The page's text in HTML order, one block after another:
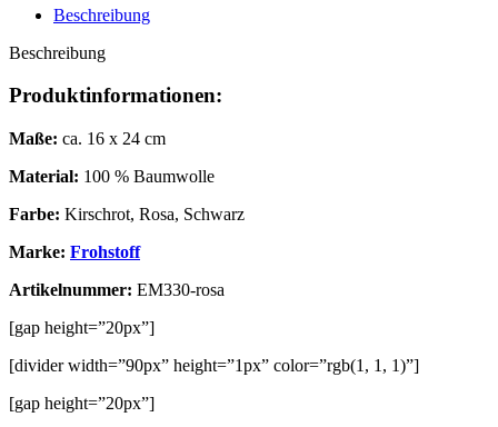
Beschreibung
Beschreibung
Produktinformationen:
Maße: ca. 16 x 24 cm
Material: 100 % Baumwolle
Farbe: Kirschrot, Rosa, Schwarz
Marke: Frohstoff
Artikelnummer: EM330-rosa
[gap height=”20px”]
[divider width=”90px” height=”1px” color=”rgb(1, 1, 1)”]
[gap height=”20px”]